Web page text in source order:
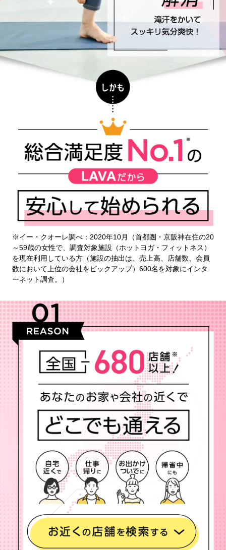
※イー・クオーレ調べ：2020年10月（首都圏・京阪神在住の20
～59歳の女性で、調査対象施設（ホットヨガ・フィットネス）
を現在利用している方（施設の抽出は、売上高、店舗数、会員
数において上位の会社をピックアップ）600名を対象にインタ
ーネット調査。）